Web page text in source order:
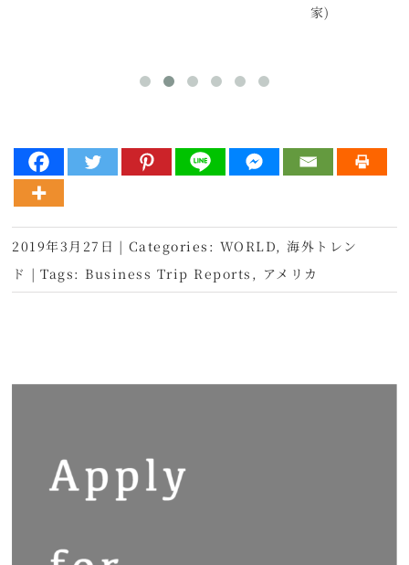
家)
2019年3月27日 | Categories: WORLD,海外トレン
ド | Tags: Business Trip Reports , アメリカ